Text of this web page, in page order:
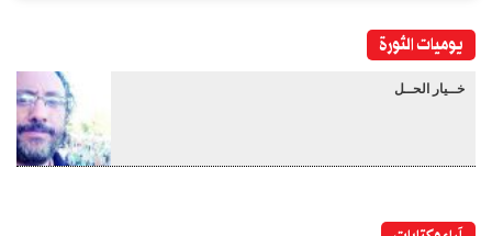
يوميات الثورة
خــيار الحــل